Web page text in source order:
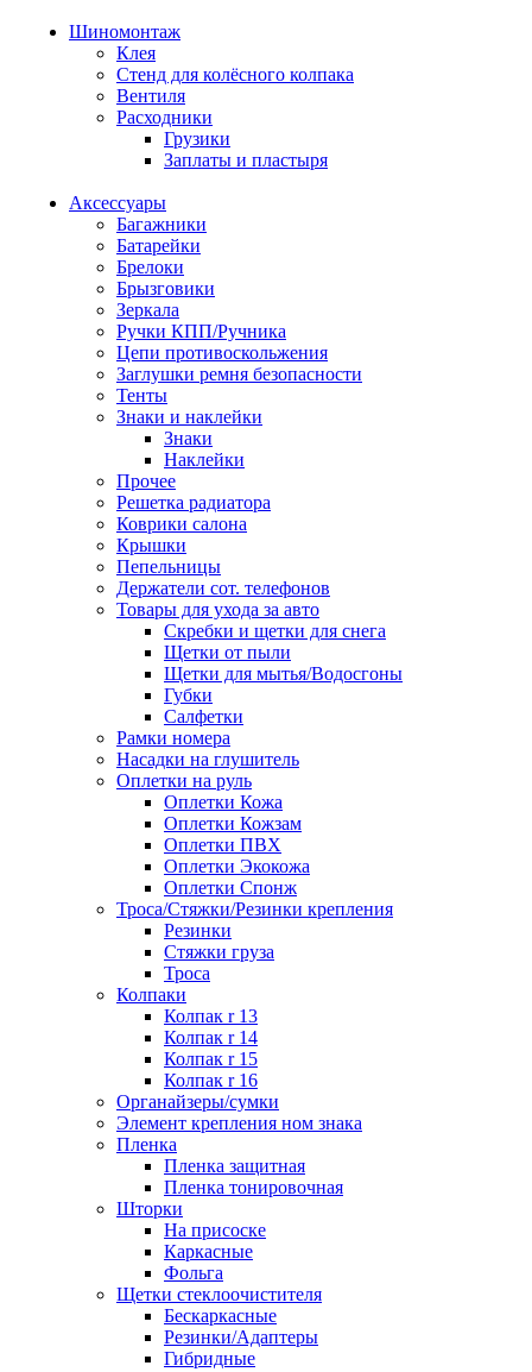
Шиномонтаж
Клея
Стенд для колёсного колпака
Вентиля
Расходники
Грузики
Заплаты и пластыря
Аксессуары
Багажники
Батарейки
Брелоки
Брызговики
Зеркала
Ручки КПП/Ручника
Цепи противоскольжения
Заглушки ремня безопасности
Тенты
Знаки и наклейки
Знаки
Наклейки
Прочее
Решетка радиатора
Коврики салона
Крышки
Пепельницы
Держатели сот. телефонов
Товары для ухода за авто
Скребки и щетки для снега
Щетки от пыли
Щетки для мытья/Водосгоны
Губки
Салфетки
Рамки номера
Насадки на глушитель
Оплетки на руль
Оплетки Кожа
Оплетки Кожзам
Оплетки ПВХ
Оплетки Экокожа
Оплетки Спонж
Троса/Стяжки/Резинки крепления
Резинки
Стяжки груза
Троса
Колпаки
Колпак r 13
Колпак r 14
Колпак r 15
Колпак r 16
Органайзеры/сумки
Элемент крепления ном знака
Пленка
Пленка защитная
Пленка тонировочная
Шторки
На присоске
Каркасные
Фольга
Щетки стеклоочистителя
Бескаркасные
Резинки/Адаптеры
Гибридные